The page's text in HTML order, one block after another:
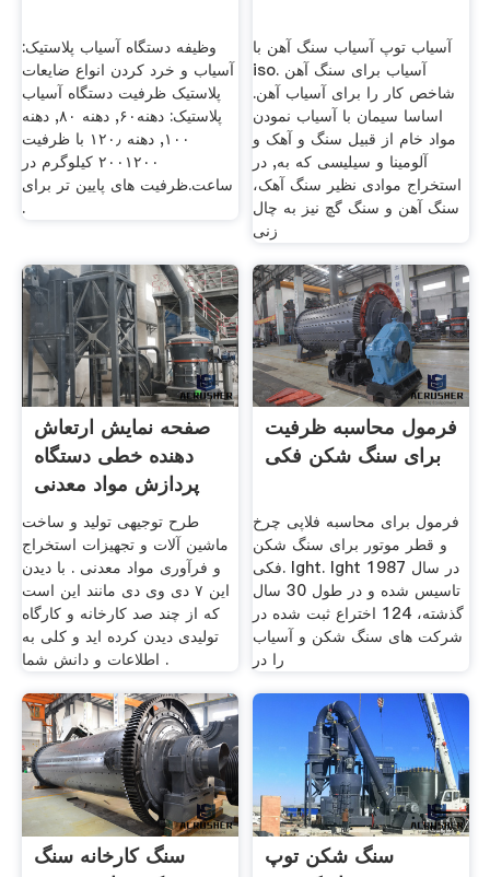
وظیفه دستگاه آسیاب پلاستیک:
آسیاب و خرد کردن انواع ضایعات
پلاستیک ظرفیت دستگاه آسیاب
پلاستیک: دهنه۶۰, دهنه ۸۰, دهنه
۱۰۰, دهنه ۱۲۰٫ با ظرفیت
۲۰۰۱۲۰۰ کیلوگرم در
ساعت.ظرفیت های پایین تر برای
.
آسیاب توپ آسیاب سنگ آهن با
iso. آسیاب برای سنگ آهن
شاخص کار را برای آسیاب آهن.
اساسا سیمان با آسیاب نمودن
مواد خام از قبیل سنگ و آهک و
آلومینا و سیلیسی که به, در
استخراج موادى نظير سنگ آهک،
سنگ آهن و سنگ گچ نيز به چال
زنى
صفحه نمایش ارتعاش
دهنده خطی دستگاه
پردازش مواد معدنی
طلا
طرح توجیهی تولید و ساخت
ماشین آلات و تجهیزات استخراج
و فرآوری مواد معدنی . با دیدن
این ۷ دی وی دی مانند این است
که از چند صد کارخانه و کارگاه
تولیدی دیدن کرده اید و کلی به
اطلاعات و دانش شما .
فرمول محاسبه ظرفیت
برای سنگ شکن فکی
فرمول برای محاسبه فلاپی چرخ
و قطر موتور برای سنگ شکن
فکی. lght. lght در سال 1987
تاسیس شده و در طول 30 سال
گذشته، 124 اختراع ثبت شده در
شركت های سنگ شكن و آسیاب
را در
سنگ کارخانه سنگ
سنگ شکن توپ